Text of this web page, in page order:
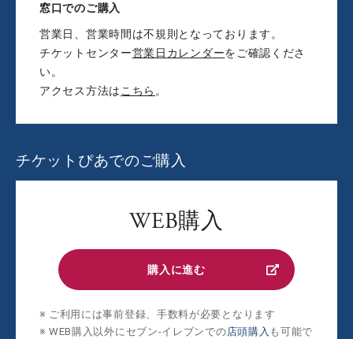
窓口でのご購入
営業日、営業時間は不規則となっております。
チケットセンター営業日カレンダーをご確認くださ
い。
アクセス方法は こちら 。
チケットぴあでのご購入
WEB購入
購入に進む
ご利用には事前登録、手数料が必要となります
WEB購入以外にセブン‐イレブンでの店頭購入 も可能で